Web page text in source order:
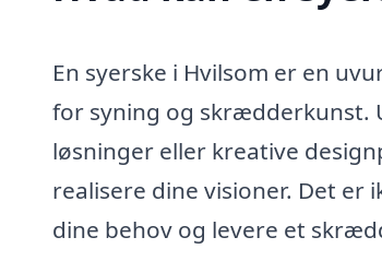
En syerske i Hvilsom er en
for syning og skrædderkunst.
løsninger eller kreative
realisere dine visioner. Det
dine behov og levere et